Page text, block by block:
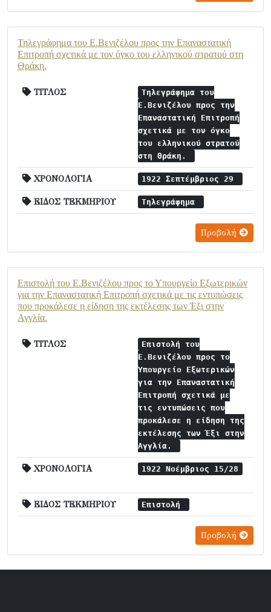
Τηλεγράφημα του Ε.Βενιζέλου προς την Επαναστατική
Επιτροπή σχετικά με τον όγκο του ελληνικού στρατού στη
Θράκη.
ΤΙΤΛΟΣ
Τηλεγράφημα του
Ε.Βενιζέλου προς την
Επαναστατική Επιτροπή
σχετικά με τον όγκο
του ελληνικού στρατού
στη Θράκη.
ΧΡΟΝΟΛΟΓΙΑ 1922 Σεπτέμβριος 29
ΕΙΔΟΣ ΤΕΚΜΗΡΙΟΥ Τηλεγράφημα
Προβολή
Επιστολή του Ε.Βενιζέλου προς το Υπουργείο Εξωτερικών
για την Επαναστατική Επιτροπή σχετικά με τις εντυπώσεις
που προκάλεσε η είδηση της εκτέλεσης των Έξι στην
Αγγλία.
ΤΙΤΛΟΣ
Επιστολή του
Ε.Βενιζέλου προς το
Υπουργείο Εξωτερικών
για την Επαναστατική
Επιτροπή σχετικά με
τις εντυπώσεις που
προκάλεσε η είδηση της
εκτέλεσης των Έξι στην
Αγγλία.
ΧΡΟΝΟΛΟΓΙΑ 1922 Νοέμβριος 15/28
ΕΙΔΟΣ ΤΕΚΜΗΡΙΟΥ Επιστολή
Προβολή